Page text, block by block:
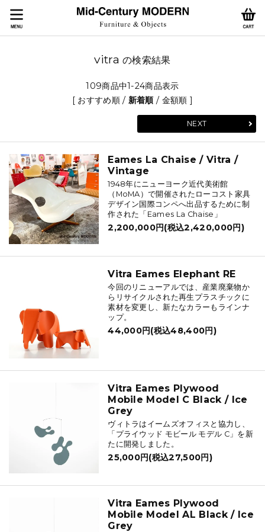
vitraの検索結果
109商品中1-24商品表示
[ おすすめ順/ 新着順/ 金額順 ]
NEXT
Eames La Chaise / Vitra /
Vintage
1948年にニューヨーク近代美術館
（MoMA）で開催されたローコスト家具
デザイン国際コンペへ出品するために制
作された「Eames La Chaise」
2,200,000円(税込2,420,000円)
Vitra Eames Elephant RE
今回のリニューアルでは、産業廃棄物か
らリサイクルされた再生プラスチックに
素材を変更し、新たなカラーもラインナ
ップ。
44,000円(税込48,400円)
Vitra Eames Plywood
Mobile Model C Black / Ice
Grey
ヴィトラはイームズオフィスと協力し、
「プライウッド モビール モデル C」を新
たに開発しました。
25,000円(税込27,500円)
Vitra Eames Plywood
Mobile Model AL Black / Ice
Grey